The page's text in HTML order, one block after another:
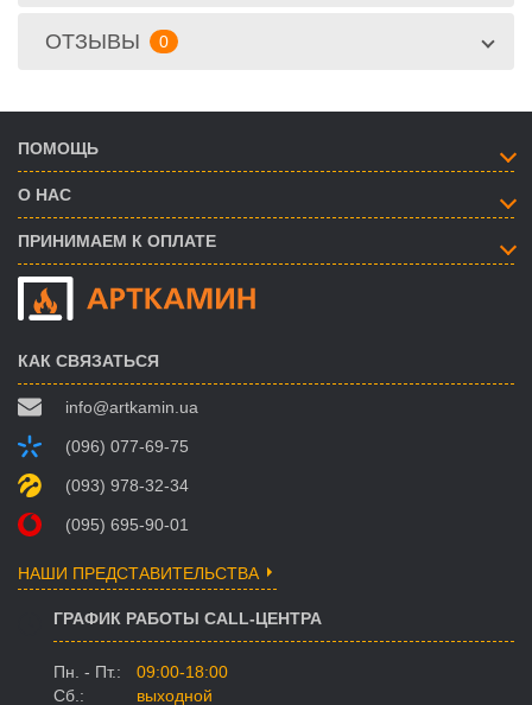
ОТЗЫВЫ 0
ПОМОЩЬ
О НАС
ПРИНИМАЕМ К ОПЛАТЕ
КАК СВЯЗАТЬСЯ
info@artkamin.ua
(096) 077-69-75
(093) 978-32-34
(095) 695-90-01
НАШИ ПРЕДСТАВИТЕЛЬСТВА
ГРАФИК РАБОТЫ CALL-ЦЕНТРА
Пн. - Пт.:
09:00-18:00
Сб.:
выходной